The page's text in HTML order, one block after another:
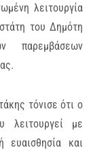
λειτουργία
του Δημότη
παρεμβάσεων
τόνισε ότι ο
λειτουργεί με
ευαισθησία και